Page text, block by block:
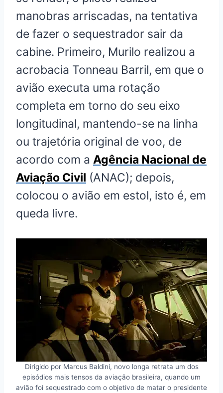
manobras arriscadas, na tentativa
de fazer o sequestrador sair da
cabine. Primeiro, Murilo realizou a
acrobacia Tonneau Barril, em que o
avião executa uma rotação
completa em torno do seu eixo
longitudinal, mantendo-se na linha
ou trajetória original de voo, de
acordo com a Agência Nacional de
Aviação Civil (ANAC); depois,
colocou o avião em estol, isto é, em
queda livre.
Dirigido por Marcus Baldini, novo longa retrata um dos
episódios mais tensos da aviação brasileira, quando um
avião foi sequestrado com o objetivo de matar o presidente